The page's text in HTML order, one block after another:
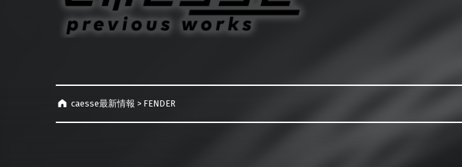
caesse最新情報 > FENDER